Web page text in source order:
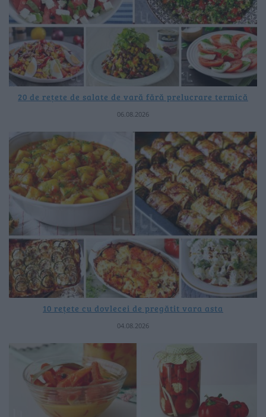
20 de rețete de salate de vară fără prelucrare termică
06.08.2026
10 rețete cu dovlecei de pregătit vara asta
04.08.2026